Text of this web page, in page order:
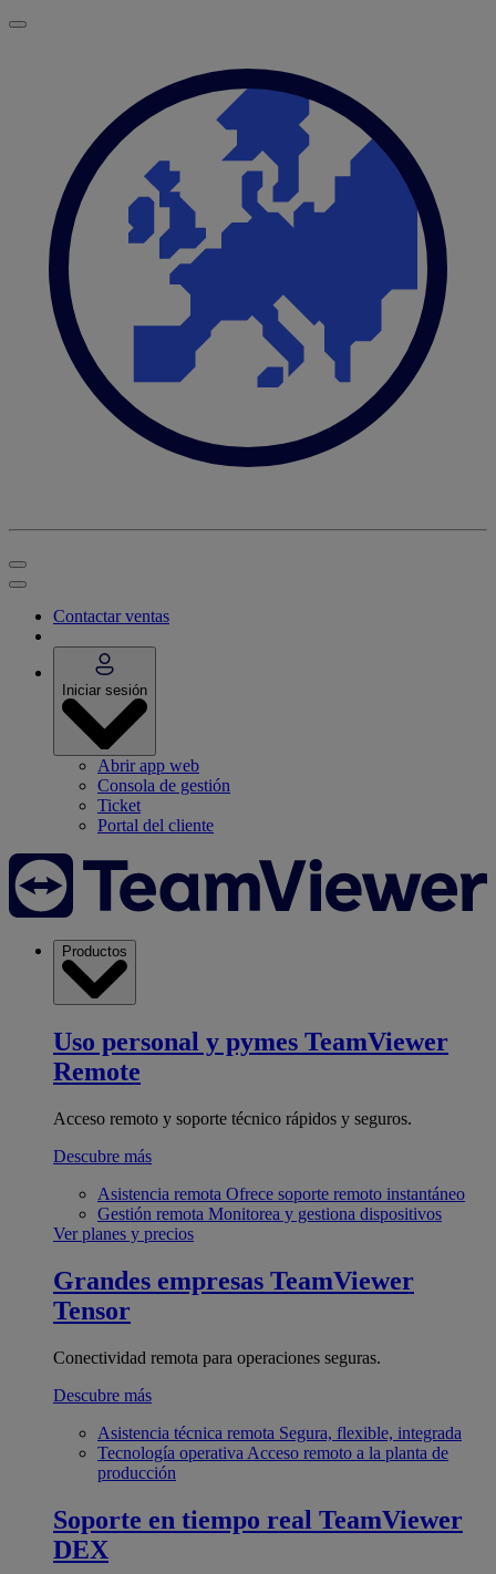
Contactar ventas
Iniciar sesión
Abrir app web
Consola de gestión
Ticket
Portal del cliente
Productos
Uso personal y pymes TeamViewer
Remote
Acceso remoto y soporte técnico rápidos y seguros.
Descubre más
Asistencia remota Ofrece soporte remoto instantáneo
Gestión remota Monitorea y gestiona dispositivos
Ver planes y precios
Grandes empresas TeamViewer
Tensor
Conectividad remota para operaciones seguras.
Descubre más
Asistencia técnica remota Segura, flexible, integrada
Tecnología operativa Acceso remoto a la planta de
producción
Soporte en tiempo real TeamViewer
DEX